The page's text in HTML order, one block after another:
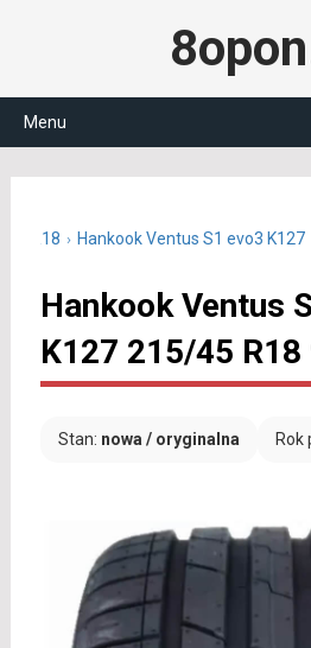
Menu
45 R18 Hankook Ventus S1 evo3 K127
Hankook Ventus
K127 215/45 R18
Stan: nowa / oryginalna Rok